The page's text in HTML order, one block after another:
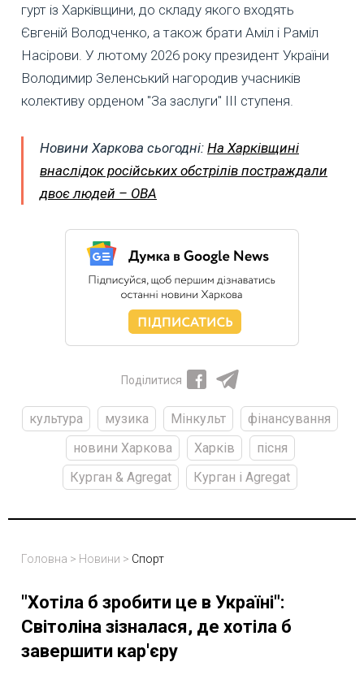
гурт із Харківщини, до складу якого входять
Євгеній Володченко, а також брати Аміл і Раміл
Насірови. У лютому 2026 року президент України
Володимир Зеленський нагородив учасників
колективу орденом "За заслуги" ІІІ ступеня.
Новини Харкова сьогодні: На Харківщині
внаслідок російських обстрілів постраждали
двоє людей – ОВА
Поділитися
культура музика Мінкульт
фінансування
новини Харкова
Харків
пісня
Курган & Agregat
Курган і Agregat
Головна > Новини > Спорт
"Хотіла б зробити це в Україні":
Світоліна зізналася, де хотіла б
завершити кар'єру